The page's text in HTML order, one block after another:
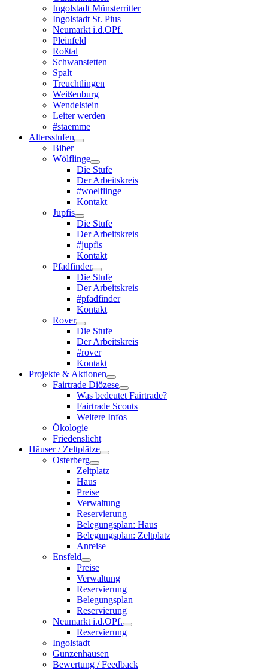
Ingolstadt Münsterritter
Ingolstadt St. Pius
Neumarkt i.d.OPf.
Pleinfeld
Roßtal
Schwanstetten
Spalt
Treuchtlingen
Weißenburg
Wendelstein
Leiter werden
#staemme
Altersstufen
Biber
Wölflinge
Die Stufe
Der Arbeitskreis
#woelflinge
Kontakt
Jupfis
Die Stufe
Der Arbeitskreis
#jupfis
Kontakt
Pfadfinder
Die Stufe
Der Arbeitskreis
#pfadfinder
Kontakt
Rover
Die Stufe
Der Arbeitskreis
#rover
Kontakt
Projekte & Aktionen
Fairtrade Diözese
Was bedeutet Fairtrade?
Fairtrade Scouts
Weitere Infos
Ökologie
Friedenslicht
Häuser / Zeltplätze
Osterberg
Zeltplatz
Haus
Preise
Verwaltung
Reservierung
Belegungsplan: Haus
Belegungsplan: Zeltplatz
Anreise
Ensfeld
Preise
Verwaltung
Reservierung
Belegungsplan
Reservierung
Neumarkt i.d.OPf.
Reservierung
Ingolstadt
Gunzenhausen
Bewertung / Feedback